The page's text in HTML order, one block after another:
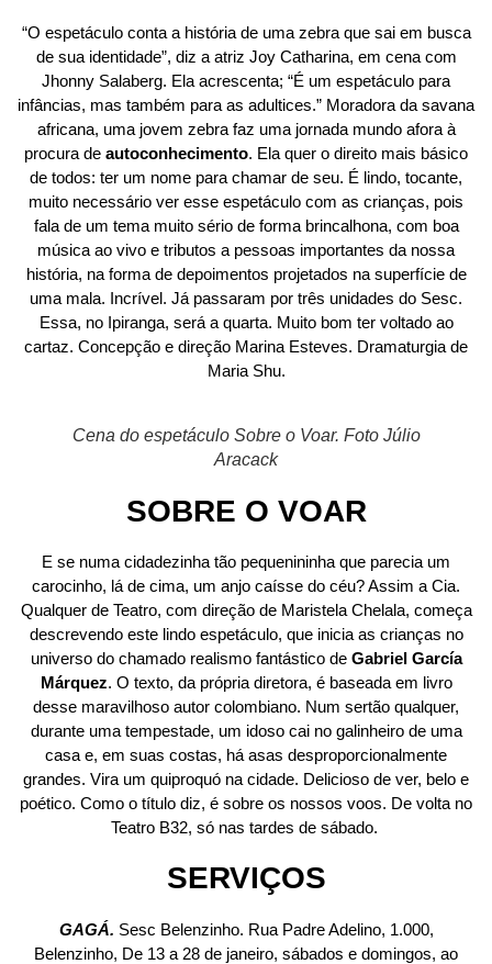
“O espetáculo conta a história de uma zebra que sai em busca
de sua identidade”, diz a atriz Joy Catharina, em cena com
Jhonny Salaberg. Ela acrescenta; “É um espetáculo para
infâncias, mas também para as adultices.” Moradora da savana
africana, uma jovem zebra faz uma jornada mundo afora à
procura de autoconhecimento. Ela quer o direito mais básico
de todos: ter um nome para chamar de seu. É lindo, tocante,
muito necessário ver esse espetáculo com as crianças, pois
fala de um tema muito sério de forma brincalhona, com boa
música ao vivo e tributos a pessoas importantes da nossa
história, na forma de depoimentos projetados na superfície de
uma mala. Incrível. Já passaram por três unidades do Sesc.
Essa, no Ipiranga, será a quarta. Muito bom ter voltado ao
cartaz. Concepção e direção Marina Esteves. Dramaturgia de
Maria Shu.
Cena do espetáculo Sobre o Voar. Foto Júlio
Aracack
SOBRE O VOAR
E se numa cidadezinha tão pequenininha que parecia um
carocinho, lá de cima, um anjo caísse do céu? Assim a Cia.
Qualquer de Teatro, com direção de Maristela Chelala, começa
descrevendo este lindo espetáculo, que inicia as crianças no
universo do chamado realismo fantástico de Gabriel García
Márquez. O texto, da própria diretora, é baseada em livro
desse maravilhoso autor colombiano. Num sertão qualquer,
durante uma tempestade, um idoso cai no galinheiro de uma
casa e, em suas costas, há asas desproporcionalmente
grandes. Vira um quiproquó na cidade. Delicioso de ver, belo e
poético. Como o título diz, é sobre os nossos voos. De volta no
Teatro B32, só nas tardes de sábado.
SERVIÇOS
GAGÁ. Sesc Belenzinho. Rua Padre Adelino, 1.000,
Belenzinho, De 13 a 28 de janeiro, sábados e domingos, ao